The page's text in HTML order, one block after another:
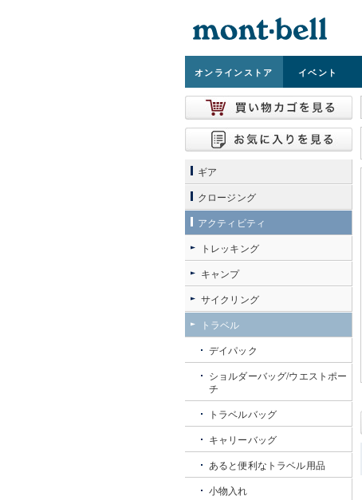
オンラインストア イベント
ギア
クロージング
アクティビティ
トレッキング
キャンプ
サイクリング
トラベル
デイパック
ショルダーバッグ/ウエストポー
チ
トラベルバッグ
キャリーバッグ
あると便利なトラベル用品
小物入れ